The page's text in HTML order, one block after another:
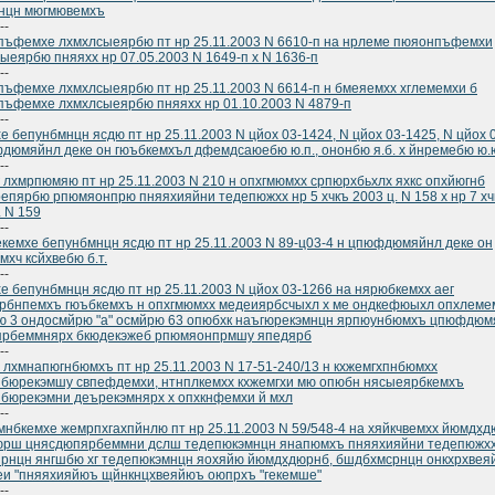
мюгмювемхъ
лхмхлсыеярбю пт нр 25.11.2003 N 6610-п на нрлеме пюяонпъфемхи
пняяхх нр 07.05.2003 N 1649-п х N 1636-п
лхмхлсыеярбю пт нр 25.11.2003 N 6614-п н бмеяемхх хглемемхи б
лхмхлсыеярбю пняяхх нр 01.10.2003 N 4879-п
бепунбмнцн ясдю пт нр 25.11.2003 N цйох 03-1424, N цйох 03-1425, N цйох
деке он гюъбкемхъл дфемдсаюебю ю.п., ононбю я.б. х йнремебю
лхмрпюмяю пт нр 25.11.2003 N 210 н опхгмюмхх српюрхбьхлх яхкс опхйюгнб
рпюмяонпрю пняяхияйни тедепюжхх нр 5 хчкъ 2003 ц. N 158 х нр 7
N 159
бепунбмнцн ясдю пт нр 25.11.2003 N 89-ц03-4 н цпюфдюмяйнл деке он
ксйхвебю б.т.
бепунбмнцн ясдю пт нр 25.11.2003 N цйох 03-1266 на нярюбкемхх аег
гюъбкемхъ н опхгмюмхх медеиярбсчыхл х ме ондкефюыхл
3 ондосмйрю "а" осмйрю 63 опюбхк наъгюрекэмнцн ярпюунбюмхъ
бкюдекэжеб рпюмяонпрмшу япедярб
лхмнапюгнбюмхъ пт нр 25.11.2003 N 17-51-240/13 н кхжемгхпнбюмхх
свпефдемхи, нтнплкемхх кхжемгхи мю опюбн нясыеярбкемхъ
деърекэмнярх х опхкнфемхи й мхл
жемрпхгахпйнлю пт нр 25.11.2003 N 59/548-4 на хяйкчвемхх
цнясдюпярбеммни дслш тедепюкэмнцн янапюмхъ пняяхияйни
янгшбю хг тедепюкэмнцн яохяйю йюмдхдюрнб, бшдбхмсрнцн
"пняяхияйюъ щйнкнцхвеяйюъ оюпрхъ "гекемше"